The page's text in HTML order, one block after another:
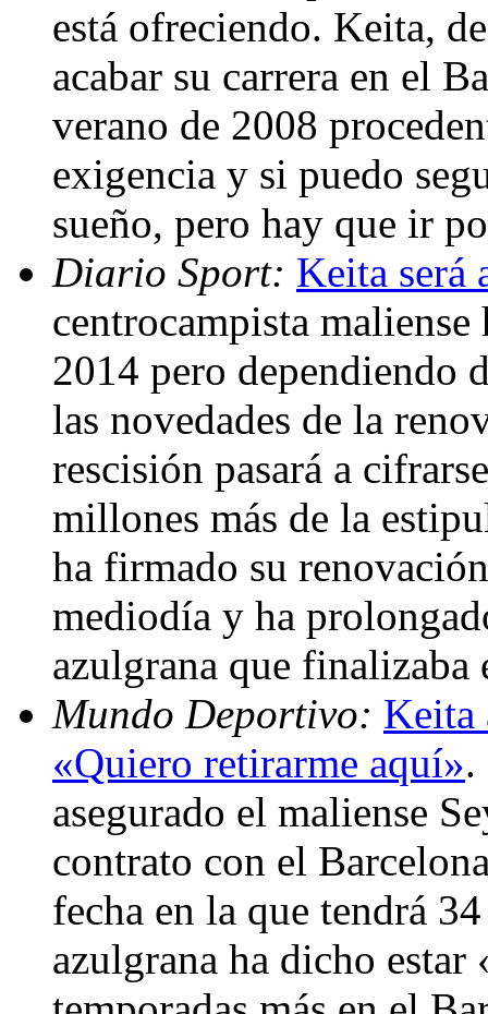
está ofreciendo. Keita,
acabar su carrera en el
verano de 2008
exigencia y si puedo
sueño, pero hay que ir
Diario Sport: Keita será
centrocampista
2014 pero dependiendo
las novedades de la
rescisión pasará a
millones más de la
ha firmado su
mediodía y ha
azulgrana que
Mundo Deportivo: Keita
«Quiero retirarme aquí».
asegurado el maliense
contrato con el
fecha en la que tendrá
azulgrana ha dicho